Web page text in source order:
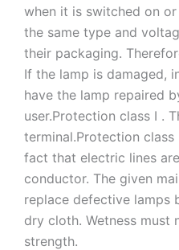
when it is switched on or
the same type and
their packaging.
If the lamp is damaged,
have the lamp repaired
user.Protection class I .
terminal.Protection
fact that electric lines
conductor. The given
replace defective lamps
dry cloth. Wetness
strength.